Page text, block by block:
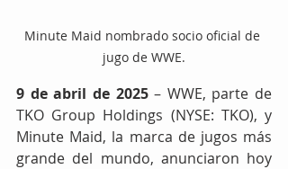
Minute Maid nombrado socio oficial de
jugo de WWE.
9 de abril de 2025 – WWE, parte de
TKO Group Holdings (NYSE: TKO), y
Minute Maid, la marca de jugos más
grande del mundo, anunciaron hoy